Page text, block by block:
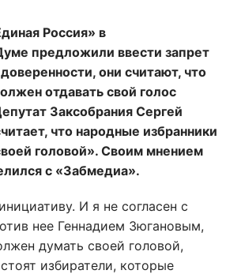
Россия» в
предложили ввести запрет
они считают, что
отдавать свой голос
Заксобрания Сергей
что народные избранники
головой». Своим мнением
с «Забмедиа».
И я не согласен с
нее Геннадием Зюгановым,
думать своей головой,
избиратели, которые